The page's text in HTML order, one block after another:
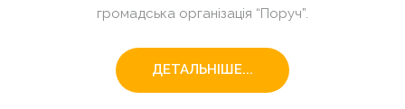
громадська організація “Поруч”.
ДЕТАЛЬНІШЕ...